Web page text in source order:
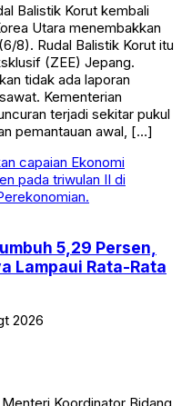
Balistik Korut kembali
Utara menembakkan
8). Rudal Balistik Korut itu
(ZEE) Jepang.
tidak ada laporan
Kementerian
terjadi sekitar pukul
pemantauan awal, […]
5,29 Persen,
Lampaui Rata-Rata
2026